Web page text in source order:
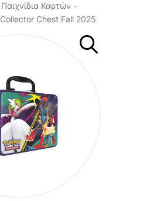
Παιχνίδια Καρτών
Collector Chest Fall 2025